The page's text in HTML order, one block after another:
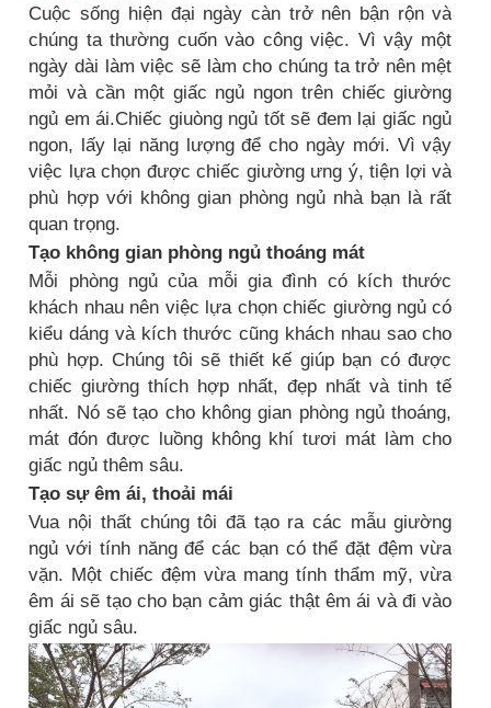
Cuộc sống hiện đại ngày càn trở nên bận rộn và
chúng ta thường cuốn vào công việc. Vì vậy một
ngày dài làm việc sẽ làm cho chúng ta trở nên mệt
mỏi và cần một giấc ngủ ngon trên chiếc giường
ngủ em ái.Chiếc giuòng ngủ tốt sẽ đem lại giấc ngủ
ngon, lấy lại năng lượng để cho ngày mới. Vì vậy
việc lựa chọn được chiếc giường ưng ý, tiện lợi và
phù hợp với không gian phòng ngủ nhà bạn là rất
quan trọng.
Tạo không gian phòng ngủ thoáng mát
Mỗi phòng ngủ của mỗi gia đình có kích thước
khách nhau nên việc lựa chọn chiếc giường ngủ có
kiểu dáng và kích thước cũng khách nhau sao cho
phù hợp. Chúng tôi sẽ thiết kế giúp bạn có được
chiếc giường thích hợp nhất, đẹp nhất và tinh tế
nhất. Nó sẽ tạo cho không gian phòng ngủ thoáng,
mát đón được luồng không khí tươi mát làm cho
giấc ngủ thêm sâu.
Tạo sự êm ái, thoải mái
Vua nội thất chúng tôi đã tạo ra các mẫu giường
ngủ với tính năng để các bạn có thể đặt đệm vừa
vặn. Một chiếc đệm vừa mang tính thẩm mỹ, vừa
êm ái sẽ tạo cho bạn cảm giác thật êm ái và đi vào
giấc ngủ sâu.